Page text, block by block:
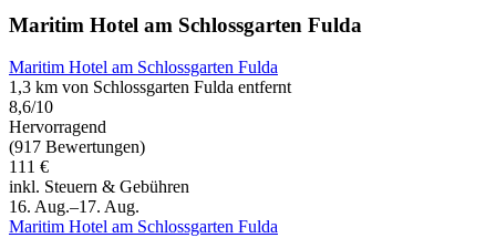
Maritim Hotel am Schlossgarten Fulda
Maritim Hotel am Schlossgarten Fulda
1,3 km von Schlossgarten Fulda entfernt
8,6/10
Hervorragend
(917 Bewertungen)
111 €
inkl. Steuern & Gebühren
16. Aug.–17. Aug.
Maritim Hotel am Schlossgarten Fulda